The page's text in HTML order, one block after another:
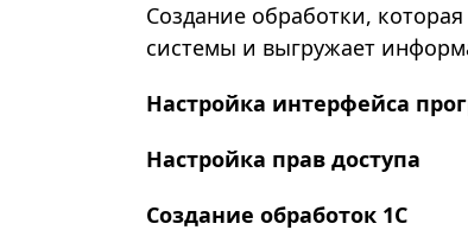
Создание обработки,
системы и выгружает
Настройка интерфейса
Настройка прав доступа
Создание обработок 1С